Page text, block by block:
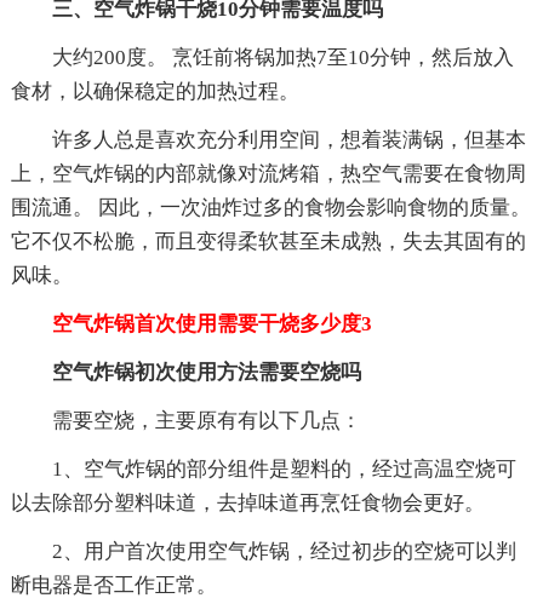
三、空气炸锅干烧10分钟需要温度吗
大约200度。 烹饪前将锅加热7至10分钟，然后放入
食材，以确保稳定的加热过程。
许多人总是喜欢充分利用空间，想着装满锅，但基本
上，空气炸锅的内部就像对流烤箱，热空气需要在食物周
围流通。 因此，一次油炸过多的食物会影响食物的质量。
它不仅不松脆，而且变得柔软甚至未成熟，失去其固有的
风味。
空气炸锅首次使用需要干烧多少度3
空气炸锅初次使用方法需要空烧吗
需要空烧，主要原有有以下几点：
1、空气炸锅的部分组件是塑料的，经过高温空烧可
以去除部分塑料味道，去掉味道再烹饪食物会更好。
2、用户首次使用空气炸锅，经过初步的空烧可以判
断电器是否工作正常。